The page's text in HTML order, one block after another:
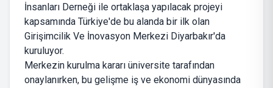
İnsanları Derneği ile ortaklaşa yapılacak projeyi
kapsamında Türkiye'de bu alanda bir ilk olan
Girişimcilik Ve İnovasyon Merkezi Diyarbakır'da
kuruluyor.
Merkezin kurulma kararı üniversite tarafından
onaylanırken, bu gelişme iş ve ekonomi dünyasında